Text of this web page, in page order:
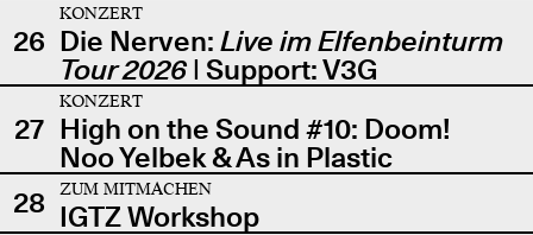
26
KONZERT
Die Nerven: Live im Elfenbeinturm
Tour 2026| Support: V3G
27
KONZERT
High on the Sound #10: Doom!
Noo Yelbek & As in Plastic
28
ZUM MITMACHEN
IGTZ Workshop